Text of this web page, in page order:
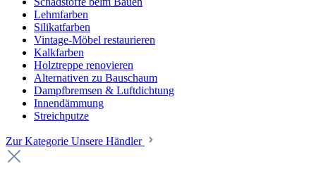
Lehmfarben
Silikatfarben
Vintage-Möbel restaurieren
Kalkfarben
Holztreppe renovieren
Alternativen zu Bauschaum
Dampfbremsen & Luftdichtung
Innendämmung
Streichputze
Zur Kategorie Unsere Händler